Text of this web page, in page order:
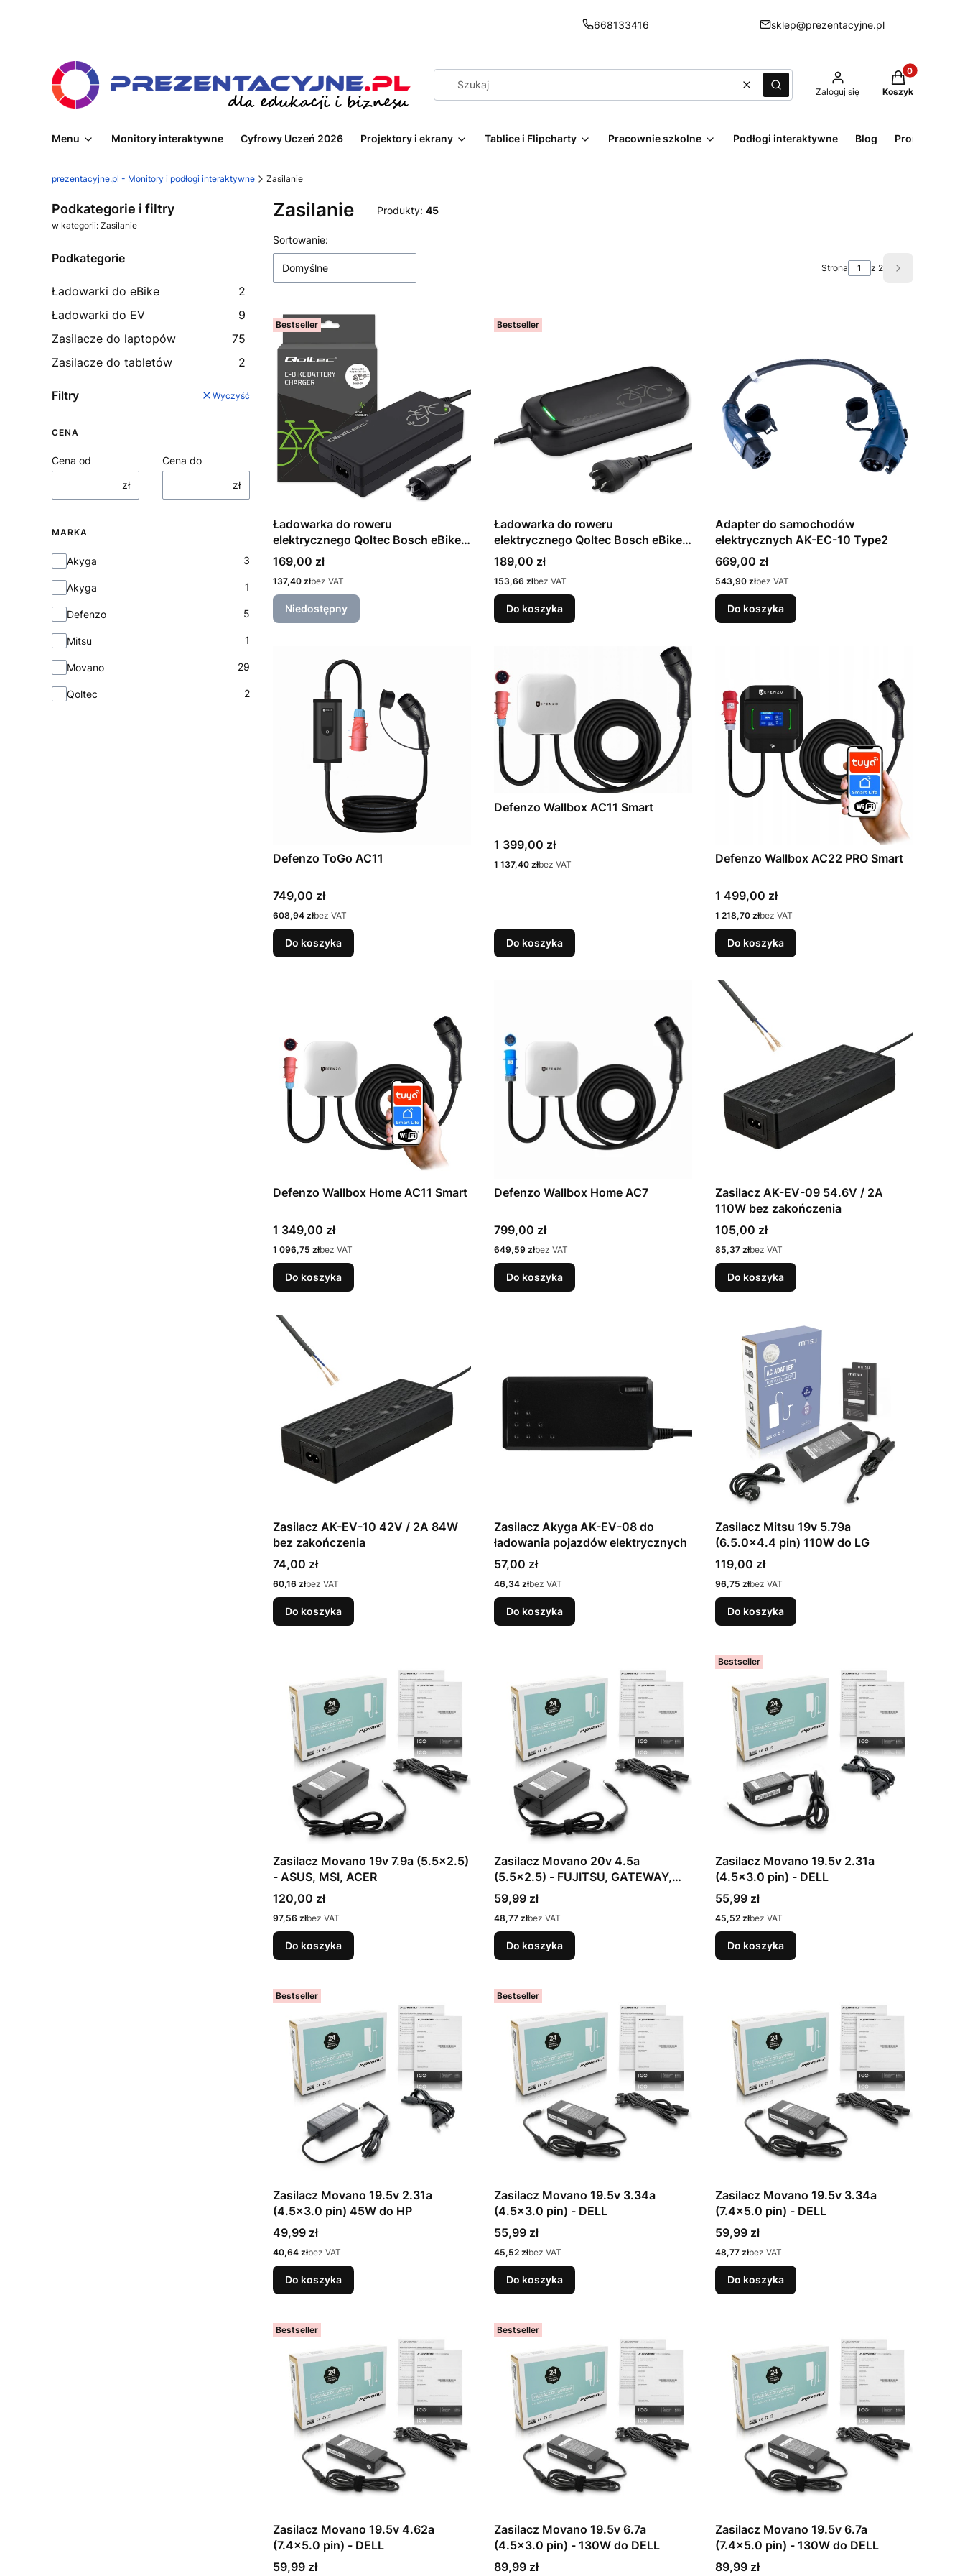
668133416 sklep@prezentacyjne.pl
WyczyśćSzukaj Zaloguj się
Produkty w
Koszyk
Menu Monitory interaktywne Cyfrowy Uczeń 2026 Projektory i ekrany Tablice i Flipcharty Pracownie szkolne Podłogi interaktywne Blog Promocje
prezentacyjne.pl - Monitory i podłogi interaktywne Zasilanie
Podkategorie i filtry
w kategorii: Zasilanie
Podkategorie
Ładowarki do eBike
2
Ładowarki do EV
9
Zasilacze do laptopów
75
Zasilacze do tabletów
2
Filtry Wyczyść
CENA
Cena od
zł
Cena do
zł
MARKA
Marka
Akyga 3
Akyga 1
Defenzo 5
Mitsu 1
Movano 29
Qoltec 2
Zasilanie Produkty: 45
Lista produktów
Sortowanie:
Domyślne Strona z 2 Następne
Bestseller
Ładowarka do roweru
elektrycznego Qoltec Bosch eBike 2
36V 42V 2A
Cena
169,00 zł
Cena
137,40 złbez VAT
Niedostępny
Bestseller
Ładowarka do roweru
elektrycznego Qoltec Bosch eBike 2
36V 42V 2A wodoodporna
Cena
189,00 zł
Cena
153,66 złbez VAT
Do koszyka
Adapter do samochodów
elektrycznych AK-EC-10 Type2
Cena
669,00 zł
Cena
543,90 złbez VAT
Do koszyka
Defenzo ToGo AC11
Cena
749,00 zł
Cena
608,94 złbez VAT
Do koszyka
Defenzo Wallbox AC11 Smart
Cena
1 399,00 zł
Cena
1 137,40 złbez VAT
Do koszyka
Defenzo Wallbox AC22 PRO Smart
Cena
1 499,00 zł
Cena
1 218,70 złbez VAT
Do koszyka
Defenzo Wallbox Home AC11 Smart
Cena
1 349,00 zł
Cena
1 096,75 złbez VAT
Do koszyka
Defenzo Wallbox Home AC7
Cena
799,00 zł
Cena
649,59 złbez VAT
Do koszyka
Zasilacz AK-EV-09 54.6V / 2A
110W bez zakończenia
Cena
105,00 zł
Cena
85,37 złbez VAT
Do koszyka
Zasilacz AK-EV-10 42V / 2A 84W
bez zakończenia
Cena
74,00 zł
Cena
60,16 złbez VAT
Do koszyka
Zasilacz Akyga AK-EV-08 do
ładowania pojazdów elektrycznych
Cena
57,00 zł
Cena
46,34 złbez VAT
Do koszyka
Zasilacz Mitsu 19v 5.79a
(6.5.0x4.4 pin) 110W do LG
Cena
119,00 zł
Cena
96,75 złbez VAT
Do koszyka
Zasilacz Movano 19v 7.9a (5.5x2.5)
- ASUS, MSI, ACER
Cena
120,00 zł
Cena
97,56 złbez VAT
Do koszyka
Zasilacz Movano 20v 4.5a
(5.5x2.5) - FUJITSU, GATEWAY,
LENOVO
Cena
59,99 zł
Cena
48,77 złbez VAT
Do koszyka
Bestseller
Zasilacz Movano 19.5v 2.31a
(4.5x3.0 pin) - DELL
Cena
55,99 zł
Cena
45,52 złbez VAT
Do koszyka
Bestseller
Zasilacz Movano 19.5v 2.31a
(4.5x3.0 pin) 45W do HP
Cena
49,99 zł
Cena
40,64 złbez VAT
Do koszyka
Bestseller
Zasilacz Movano 19.5v 3.34a
(4.5x3.0 pin) - DELL
Cena
55,99 zł
Cena
45,52 złbez VAT
Do koszyka
Zasilacz Movano 19.5v 3.34a
(7.4x5.0 pin) - DELL
Cena
59,99 zł
Cena
48,77 złbez VAT
Do koszyka
Bestseller
Zasilacz Movano 19.5v 4.62a
(7.4x5.0 pin) - DELL
Cena
59,99 zł
Bestseller
Zasilacz Movano 19.5v 6.7a
(4.5x3.0 pin) - 130W do DELL
Cena
89,99 zł
Zasilacz Movano 19.5v 6.7a
(7.4x5.0 pin) - 130W do DELL
Cena
89,99 zł